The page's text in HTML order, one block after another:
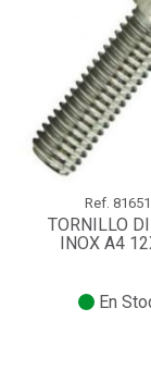
Ref.
TORNILLO
INOX A4
En